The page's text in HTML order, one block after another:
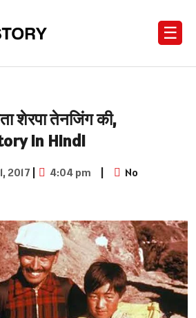
☰
शेरपा तेनजिंग की,
in Hindi
2017| 4:04 pm |
No